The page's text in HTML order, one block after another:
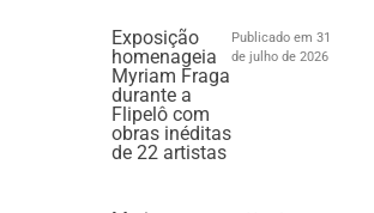
Exposição
homenageia
Myriam Fraga
durante a
Flipelô com
obras inéditas
de 22 artistas
Publicado em 31
de julho de 2026